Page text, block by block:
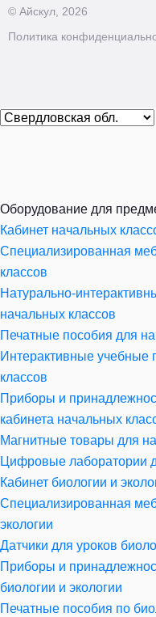
© Айскул, 2026
Политика
Оборудование для
Кабинет начальных
Специализированная
классов
Натурально-
начальных классов
Печатные пособия для
Интерактивные учебные
классов
Приборы и
кабинета начальных
Магнитные товары для
Цифровые лаборатории
Кабинет биологии и
Специализированная
экологии
Датчики для уроков
Приборы и
биологии и экологии
Печатные пособия по